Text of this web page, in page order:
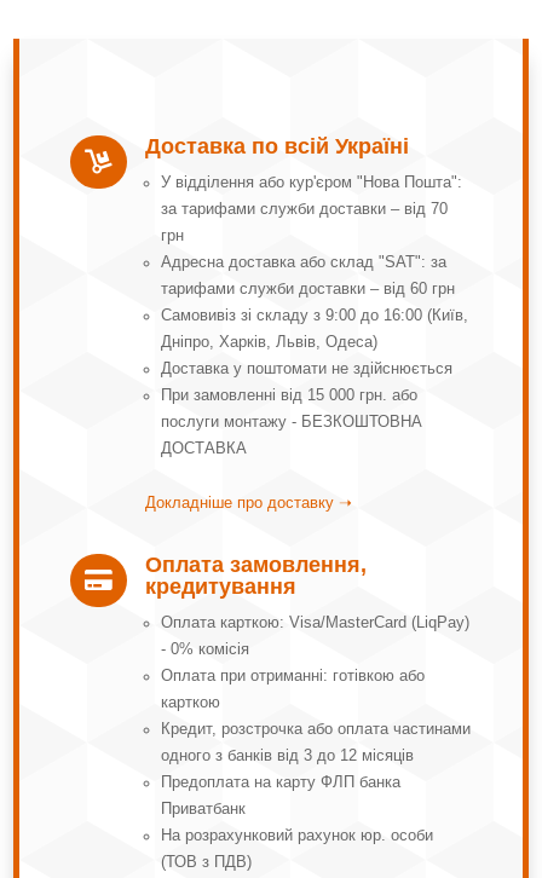

Доставка по всій Україні
У відділення або кур'єром "Нова Пошта":
за тарифами служби доставки – від 70
грн
Адресна доставка або склад "SAT": за
тарифами служби доставки – від 60 грн
Самовивіз зі складу з 9:00 до 16:00 (Київ,
Дніпро, Харків, Львів, Одеса)
Доставка у поштомати не здійснюється
При замовленні від 15 000 грн. або
послуги монтажу - БЕЗКОШТОВНА
ДОСТАВКА
Докладніше про доставку ➝

Оплата замовлення,
кредитування
Оплата карткою: Visa/MasterCard (LiqPay)
- 0% комісія
Оплата при отриманні: готівкою або
карткою
Кредит, розстрочка або оплата частинами
одного з банків від 3 до 12 місяців
Предоплата на карту ФЛП банка
Приватбанк
На розрахунковий рахунок юр. особи
(ТОВ з ПДВ)